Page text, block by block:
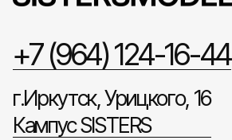
+7 (964) 124-16-44
г.Иркутск, Урицкого, 16
Кампус SISTERS